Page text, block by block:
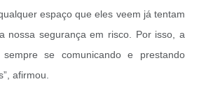
espaço que eles veem já tentam
nossa segurança em risco. Por isso, a
se comunicando e prestando
afirmou.